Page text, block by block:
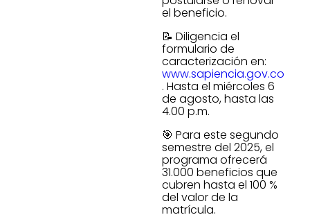
el beneficio.
📝 Diligencia el
formulario de
caracterización en:
www.sapiencia.gov.co
. Hasta el miércoles 6
de agosto, hasta las
4.00 p.m.
🎯 Para este segundo
semestre del 2025, el
programa ofrecerá
31.000 beneficios que
cubren hasta el 100 %
del valor de la
matrícula.